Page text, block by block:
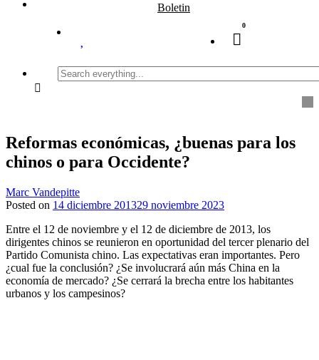
Boletin
0
Search
everything...
Reformas económicas, ¿buenas para los
chinos o para Occidente?
Marc Vandepitte
Posted on 14 diciembre 201329 noviembre 2023
Entre el 12 de noviembre y el 12 de diciembre de 2013, los
dirigentes chinos se reunieron en oportunidad del tercer plenario del
Partido Comunista chino. Las expectativas eran importantes. Pero
¿cual fue la conclusión? ¿Se involucrará aún más China en la
economía de mercado? ¿Se cerrará la brecha entre los habitantes
urbanos y los campesinos?